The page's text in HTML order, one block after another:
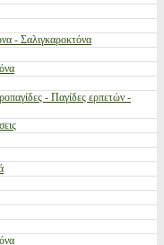
- Σαλιγκαροκτόνα
- Παγίδες ερπετών -